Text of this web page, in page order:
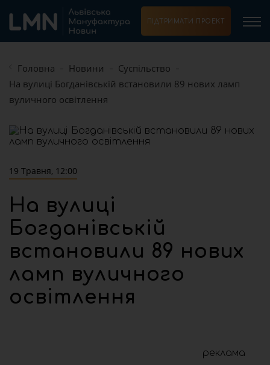
ПІДТРИМАТИ ПРОЕКТ
Головна Новини
Суспільство
На вулиці Богданівській встановили 89 нових ламп
вуличного освітлення
19 Травня, 12:00
На вулиці
Богданівській
встановили 89 нових
ламп вуличного
освітлення
реклама